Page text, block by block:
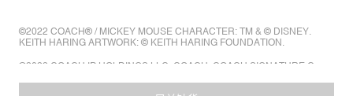
©2022 COACH® / MICKEY MOUSE CHARACTER: TM & © DISNEY.
KEITH HARING ARTWORK: © KEITH HARING FOUNDATION.
©2022 COACH IP HOLDINGS LLC. COACH, COACH SIGNATURE C